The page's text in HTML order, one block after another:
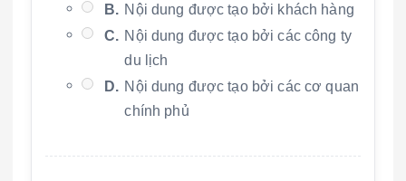
B. Nội dung được tạo bởi khách hàng
C. Nội dung được tạo bởi các công ty
du lịch
D. Nội dung được tạo bởi các cơ quan
chính phủ